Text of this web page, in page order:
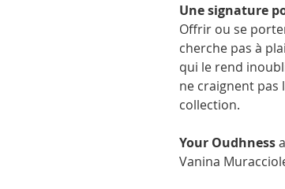
Une signature
Offrir ou se
cherche pas à
qui le rend
ne craignent pas
collection.
Your Oudhness
Vanina